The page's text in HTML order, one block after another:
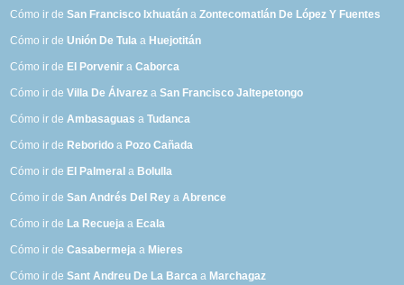
Cómo ir deSan Francisco Ixhuatán aZontecomatlán De López Y Fuentes
Cómo ir deUnión De Tula a Huejotitán
Cómo ir de El Porvenir aCaborca
Cómo ir deVilla De Álvarez aSan Francisco Jaltepetongo
Cómo ir deAmbasaguas aTudanca
Cómo ir de Reborido a Pozo Cañada
Cómo ir de El Palmeral a Bolulla
Cómo ir deSan Andrés Del Rey aAbrence
Cómo ir de La Recueja a Ecala
Cómo ir deCasabermeja a Mieres
Cómo ir deSant Andreu De La Barca a Marchagaz